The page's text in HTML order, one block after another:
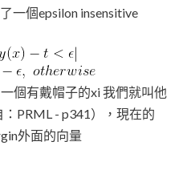
一個epsilon insensitive
個有戴帽子的xi 我們就叫他
PRML - p341），現在的
外面的向量